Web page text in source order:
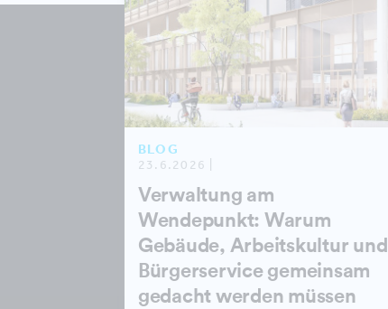
BLOG
23.6.2026 |
Verwaltung am
Wendepunkt: Warum
Gebäude, Arbeitskultur und
Bürgerservice gemeinsam
gedacht werden müssen